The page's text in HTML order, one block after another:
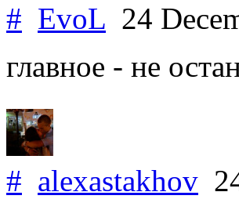
# EvoL 24
главное - не
# alexastakhov